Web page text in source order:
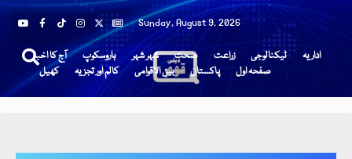
Sunday, August 9, 2026
آج کا اخبار ہاروسکوپ شہر شہر صحت زراعت ٹیکنالوجی
اداریہ
کھیل
کالم اور تجزیہ بین الاقوامی پاکستان صفحہ اول